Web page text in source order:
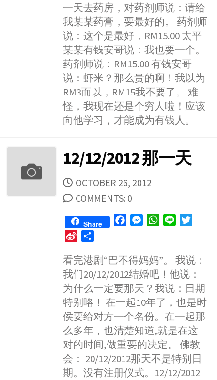
e
b
o
o
k
s
e
n
g
e
r
t
s
A
p
p
e
t
t
e
n
a
W
e
i
b
o
a
r
e
一天去药房，对药剂师说：请给
我某某药膏，要最好的。 药剂师
说：这个是最好，RM15.00 太平
某某有钱安哥说：我也要一个。
药剂师说：RM15.00 有钱安哥
说：虾米？那么贵的啊！我以为
RM3而以，RM15我不要了。 难
怪，我现在还是个穷人啦！应该
向他学习，才能成为有钱人。
12/12/2012 那一天
PUBLISHED
DATE
OCTOBER 26, 2012
COMMENTS: 0
Share
e
b
o
o
k
s
e
g
e
W
t
A
p
p
e
t
t
e
r
n
a
W
e
i
b
o
a
r
e
看完港剧“巴不得妈妈”。 我说：
我们20/12/2012结婚吧！他说：
为什么一定要那天？我说：日期
特别咯！ 在一起10年了，也是时
侯要给对方一个名份。在一起那
么多年，也清楚知道,就是在这
对的时间,做重要的决定。 佛教
会： 20/12/2012那天不是特别日
期。没有注册仪式。12/12/2012